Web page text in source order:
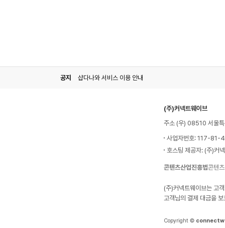
공지 샵다나와 서비스 이용 안내
(주)커넥트웨이브
주소 (우) 08510 서울
사업자번호: 117-81-
호스팅 제공자: (주)커
콘텐츠산업진흥법콘텐
(주)커넥트웨이브는 고
고객님의 결제 대금을
Copyright ©